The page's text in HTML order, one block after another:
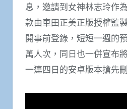
息，邀請到女神林志玲作
款由車田正美正版授權監
開事前登錄，短短一週的
萬人次，同日也一併宣布
一連四日的安卓版本搶先